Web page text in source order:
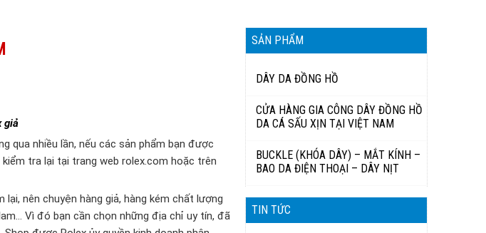
giả
qua nhiều lần, nếu các sản phẩm bạn được
tra lại tại trang web rolex.com hoặc trên
nên chuyện hàng giả, hàng kém chất lượng
Vì đó bạn cần chọn những địa chỉ uy tín, đã
SẢN PHẨM
DÂY DA ĐỒNG HỒ
CỬA HÀNG GIA CÔNG DÂY ĐỒNG HỒ
DA CÁ SẤU XỊN TẠI VIỆT NAM
BUCKLE (KHÓA DÂY) – MẮT KÍNH –
BAO DA ĐIỆN THOẠI – DÂY NỊT
TIN TỨC